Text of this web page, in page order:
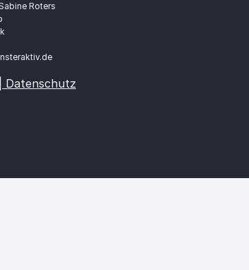
Roters
Datenschutz